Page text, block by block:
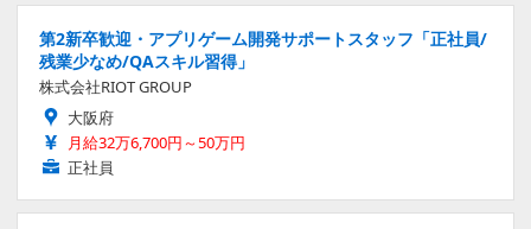
第2新卒歓迎・アプリゲーム開発サポートスタッフ「正社員/
残業少なめ/QAスキル習得」
株式会社RIOT GROUP
大阪府
月給32万6,700円～50万円
正社員